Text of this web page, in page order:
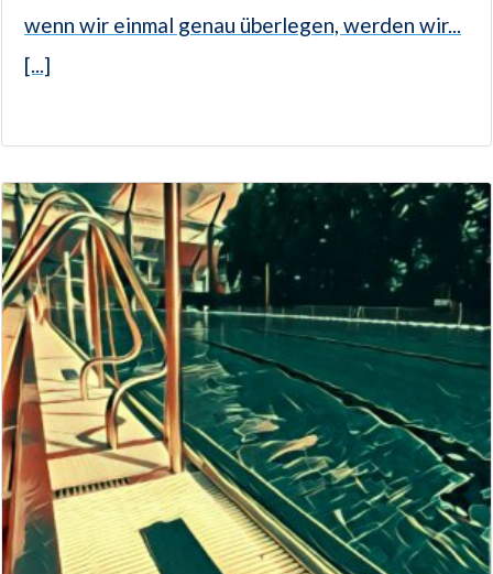
wenn wir einmal genau überlegen, werden wir...
[...]